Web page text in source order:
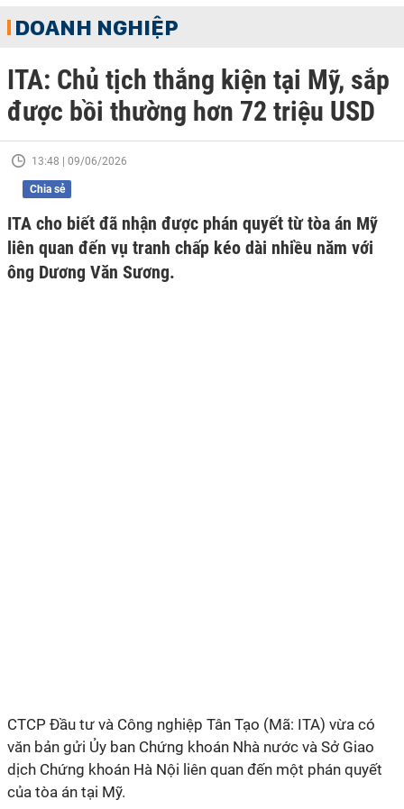
DOANH NGHIỆP
ITA: Chủ tịch thắng kiện tại Mỹ, sắp
được bồi thường hơn 72 triệu USD
13:48 | 09/06/2026
Chia sẻ
ITA cho biết đã nhận được phán quyết từ tòa án Mỹ
liên quan đến vụ tranh chấp kéo dài nhiều năm với
ông Dương Văn Sương.
CTCP Đầu tư và Công nghiệp Tân Tạo (Mã: ITA) vừa có
văn bản gửi Ủy ban Chứng khoán Nhà nước và Sở Giao
dịch Chứng khoán Hà Nội liên quan đến một phán quyết
của tòa án tại Mỹ.